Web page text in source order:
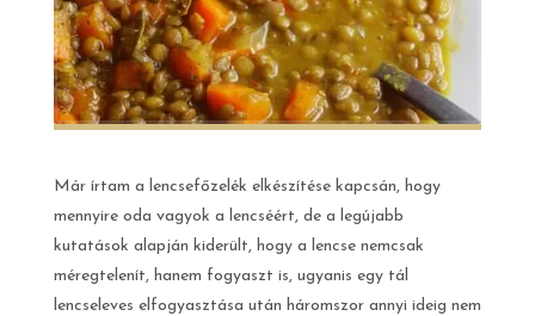
Már írtam a lencsefőzelék elkészítése kapcsán, hogy
mennyire oda vagyok a lencséért, de a legújabb
kutatások alapján kiderült, hogy a lencse nemcsak
méregtelenít, hanem fogyaszt is, ugyanis egy tál
lencseleves elfogyasztása után háromszor annyi ideig nem